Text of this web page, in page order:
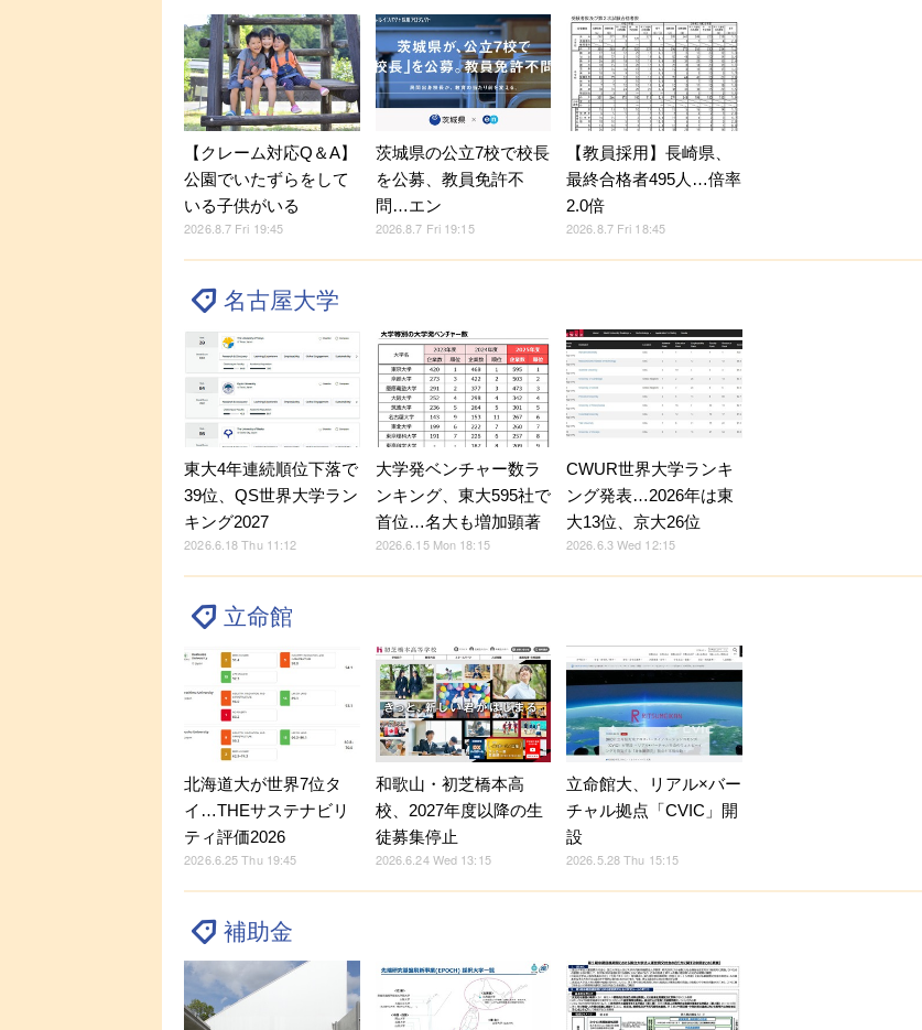
【クレーム対応Q＆A】
公園でいたずらをして
いる子供がいる
2026.8.7 Fri 19:45
茨城県の公立7校で校長
を公募、教員免許不
問…エン
2026.8.7 Fri 19:15
【教員採用】長崎県、
最終合格者495人…倍率
2.0倍
2026.8.7 Fri 18:45
名古屋大学
東大4年連続順位下落で
39位、QS世界大学ラン
キング2027
2026.6.18 Thu 11:12
大学発ベンチャー数ラ
ンキング、東大595社で
首位…名大も増加顕著
2026.6.15 Mon 18:15
CWUR世界大学ランキ
ング発表…2026年は東
大13位、京大26位
2026.6.3 Wed 12:15
立命館
北海道大が世界7位タ
イ…THEサステナビリ
ティ評価2026
2026.6.25 Thu 19:45
和歌山・初芝橋本高
校、2027年度以降の生
徒募集停止
2026.6.24 Wed 13:15
立命館大、リアル×バー
チャル拠点「CVIC」開
設
2026.5.28 Thu 15:15
補助金